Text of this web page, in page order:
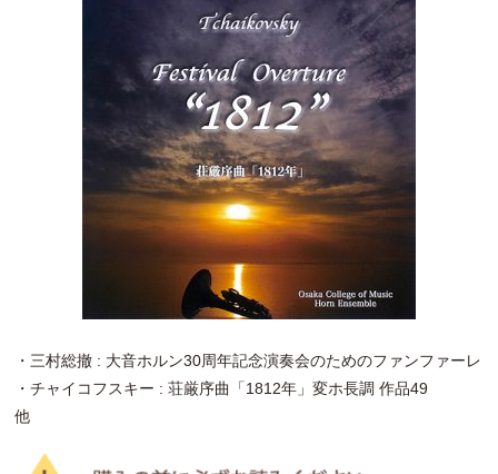
・三村総撤 : 大音ホルン30周年記念演奏会のためのファンファーレ
・チャイコフスキー : 荘厳序曲「1812年」変ホ長調 作品49
他